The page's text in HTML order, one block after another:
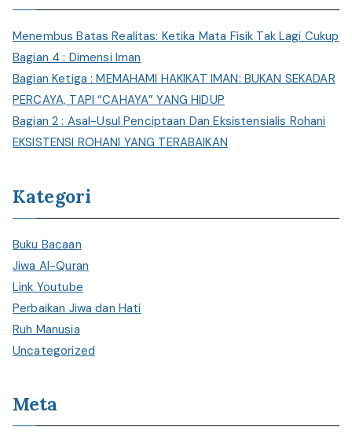
Menembus Batas Realitas: Ketika Mata Fisik Tak Lagi Cukup
Bagian 4 : Dimensi Iman
Bagian Ketiga : MEMAHAMI HAKIKAT IMAN: BUKAN SEKADAR
PERCAYA, TAPI “CAHAYA” YANG HIDUP
Bagian 2 : Asal-Usul Penciptaan Dan Eksistensialis Rohani
EKSISTENSI ROHANI YANG TERABAIKAN
Kategori
Buku Bacaan
Jiwa Al-Quran
Link Youtube
Perbaikan Jiwa dan Hati
Ruh Manusia
Uncategorized
Meta